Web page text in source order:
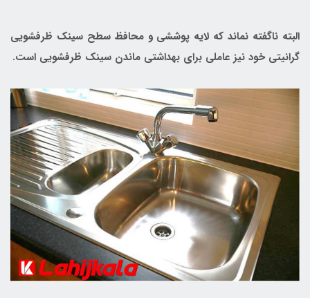
البته ناگفته نماند که لایه پوششی و محافظ سطح سینک ظرفشویی
گرانیتی خود نیز عاملی برای بهداشتی ماندن سینک ظرفشویی است.